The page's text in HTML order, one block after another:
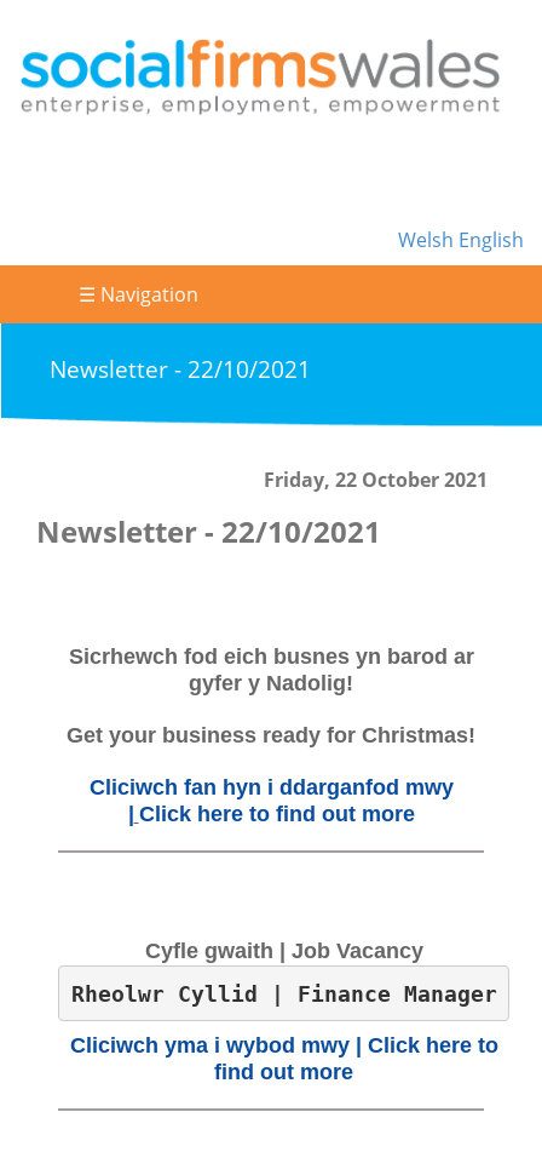
Welsh English
☰ Navigation
Newsletter - 22/10/2021
Friday, 22 October 2021
Newsletter - 22/10/2021
Sicrhewch fod eich busnes yn barod ar
gyfer y Nadolig!
Get your business ready for Christmas!
Cliciwch fan hyn i ddarganfod mwy
Click here to find out more
Cyfle gwaith | Job Vacancy
Rheolwr Cyllid | Finance Manager
Cliciwch yma i wybod mwy | Click here to
find out more